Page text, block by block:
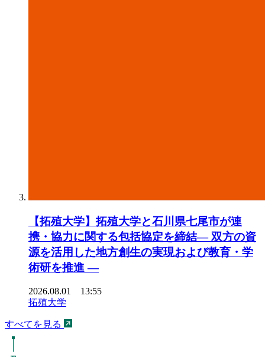
【拓殖大学】拓殖大学と石川県七尾市が連
携・協力に関する包括協定を締結― 双方の資
源を活用した地方創生の実現および教育・学
術研を推進 ―
2026.08.01 13:55
拓殖大学
すべてを見る